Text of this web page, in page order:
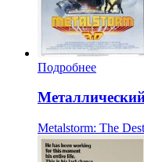
Подробнее
Metalstorm: The